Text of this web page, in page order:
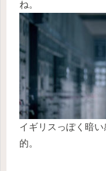
ね。
イギリスっぽく暗
的。